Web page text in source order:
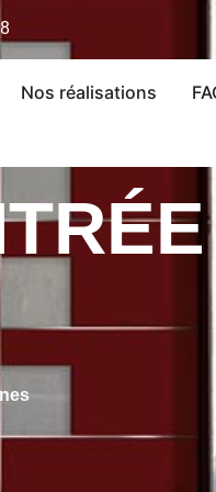
Nos produits
Nos réalisations